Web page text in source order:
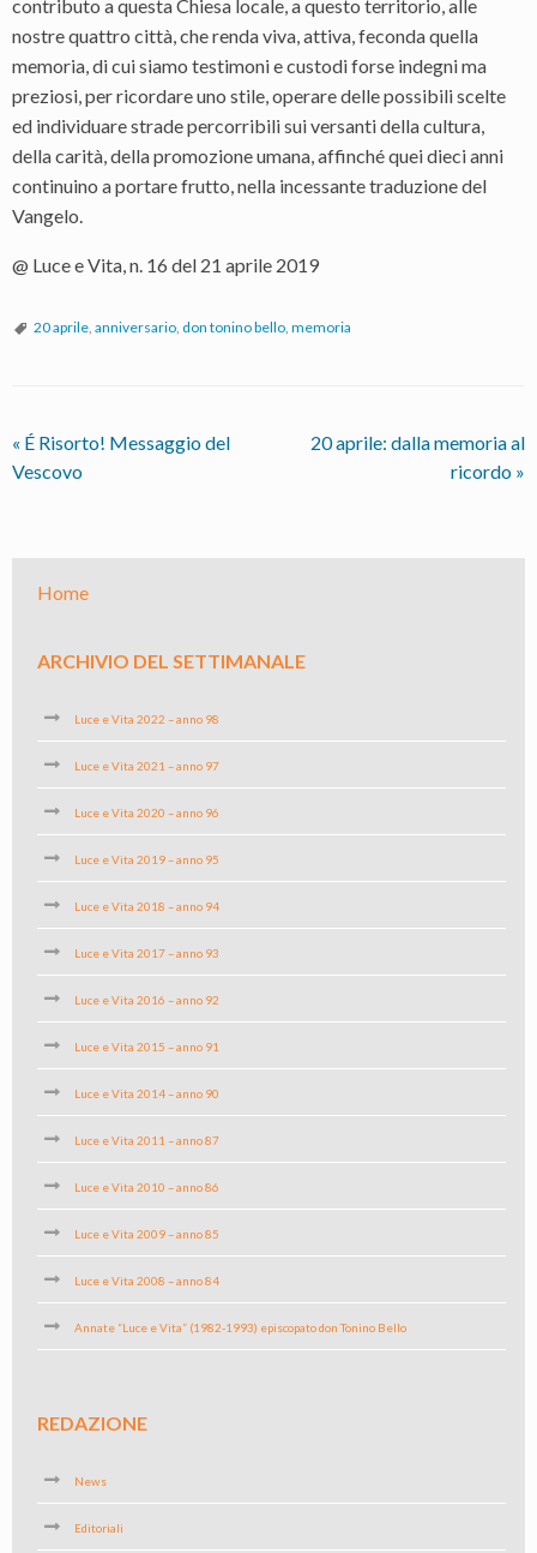
contributo a questa Chiesa locale, a questo territorio, alle
nostre quattro città, che renda viva, attiva, feconda quella
memoria, di cui siamo testimoni e custodi forse indegni ma
preziosi, per ricordare uno stile, operare delle possibili scelte
ed individuare strade percorribili sui versanti della cultura,
della carità, della promozione umana, affinché quei dieci anni
continuino a portare frutto, nella incessante traduzione del
Vangelo.
@ Luce e Vita, n. 16 del 21 aprile 2019
20 aprile, anniversario, don tonino bello, memoria
« É Risorto! Messaggio del
Vescovo
20 aprile: dalla memoria al
ricordo »
Home
ARCHIVIO DEL SETTIMANALE
Luce e Vita 2022 – anno 98
Luce e Vita 2021 – anno 97
Luce e Vita 2020 – anno 96
Luce e Vita 2019 – anno 95
Luce e Vita 2018 – anno 94
Luce e Vita 2017 – anno 93
Luce e Vita 2016 – anno 92
Luce e Vita 2015 – anno 91
Luce e Vita 2014 – anno 90
Luce e Vita 2011 – anno 87
Luce e Vita 2010 – anno 86
Luce e Vita 2009 – anno 85
Luce e Vita 2008 – anno 84
Annate “Luce e Vita” (1982-1993) episcopato don Tonino Bello
REDAZIONE
News
Editoriali